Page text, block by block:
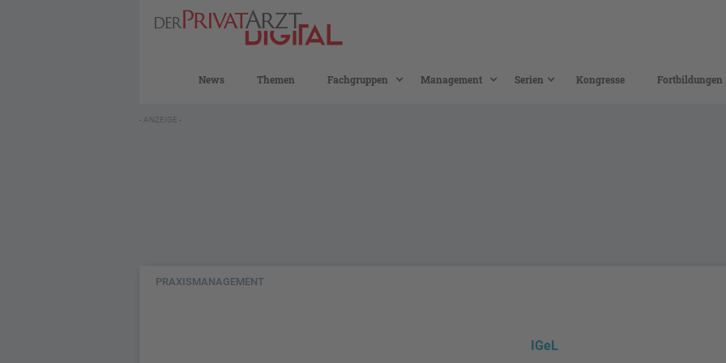
News Themen Fachgruppen Management Serien Kongresse Fortbildungen
- ANZEIGE -
PRAXISMANAGEMENT
IGeL